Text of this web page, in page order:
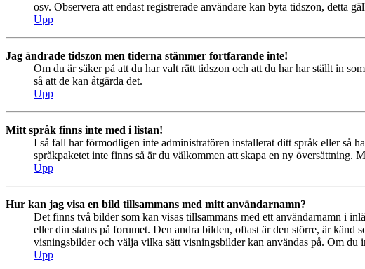
osv. Observera att endast registrerade användare kan byta tidszon, detta
Upp
Jag ändrade tidszon men tiderna stämmer fortfarande inte!
Om du är säker på att du har valt rätt tidszon och att du har har ställt in
så att de kan åtgärda det.
Upp
Mitt språk finns inte med i listan!
I så fall har förmodligen inte administratören installerat ditt språk eller så
språkpaketet inte finns så är du välkommen att skapa en ny
Upp
Hur kan jag visa en bild tillsammans med mitt användarnamn?
Det finns två bilder som kan visas tillsammans med ett användarnamn i
eller din status på forumet. Den andra bilden, oftast är den större, är
visningsbilder och välja vilka sätt visningsbilder kan användas på. Om
Upp